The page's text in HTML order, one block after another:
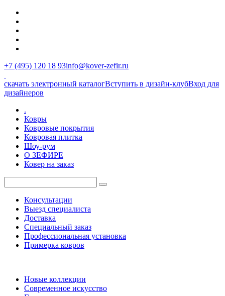
+7 (495) 120 18 93info@kover-zefir.ru
скачать электронный каталогВступить в дизайн-клубВход для
дизайнеров
.
Ковры
Ковровые покрытия
Ковровая плитка
Шоу-рум
О ЗЕФИРЕ
Ковер на заказ
Консультации
Выезд специалиста
Доставка
Специальный заказ
Профессиональная установка
Примерка ковров
Новые коллекции
Современное искусство